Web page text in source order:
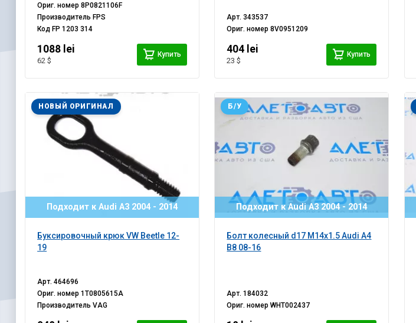
Ориг. номер8P0821106F
ПроизводительFPS
КодFP 1203 314
1088 lei
62 $
Купить
Арт.343537
Ориг. номер8V0951209
404 lei
23 $
Купить
Подходит к Audi A3 2004 - 2014
Буксировочный крюк VW Beetle 12-
19
НОВЫЙ ОРИГИНАЛ
Арт.464696
Ориг. номер1T0805615A
ПроизводительVAG
Подходит к Audi A3 2004 - 2014
Болт колесный d17 M14x1.5 Audi A4
B8 08-16
Б/У
Арт.184032
Ориг. номерWHT002437